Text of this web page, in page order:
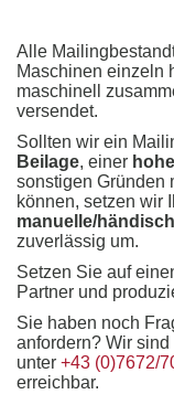
Alle
Maschinen einzeln
maschinell
versendet.
Sollten wir ein
Beilage, einer
sonstigen Gründen
können, setzen wir
manuelle/
zuverlässig um.
Setzen Sie auf
Partner und
Sie haben noch
anfordern? Wir sind
unter +43 (0)7672/
erreichbar.